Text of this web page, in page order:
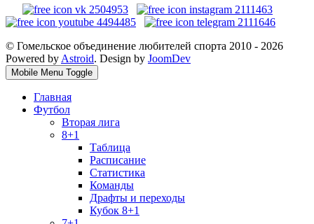
© Гомельское объединение любителей спорта 2010 - 2026
Powered by Astroid. Design by JoomDev
Mobile Menu Toggle
Главная
Футбол
Вторая лига
8+1
Таблица
Расписание
Статистика
Команды
Драфты и переходы
Кубок 8+1